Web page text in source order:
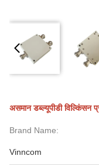
असमान डब्ल्यूपीडी विल्किंसन
Brand Name:
Vinncom